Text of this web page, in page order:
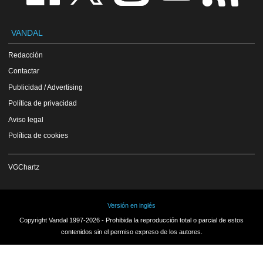
VANDAL
Redacción
Contactar
Publicidad / Advertising
Política de privacidad
Aviso legal
Política de cookies
VGChartz
Versión en inglés
Copyright Vandal 1997-2026 - Prohibida la reproducción total o parcial de estos
contenidos sin el permiso expreso de los autores.